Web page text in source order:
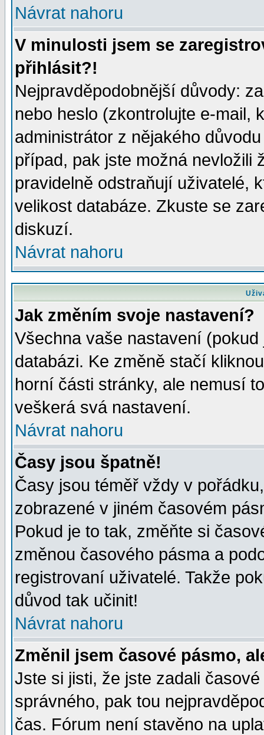
Návrat nahoru
V minulosti jsem se
přihlásit?!
Nejpravděpodobnější důvody:
nebo heslo (zkontrolujte e-mail,
administrátor z nějakého
případ, pak jste možná nevložili
pravidelně odstraňují uživatelé,
velikost databáze. Zkuste se
diskuzí.
Návrat nahoru
Jak změním svoje nastavení?
Všechna vaše nastavení
databázi. Ke změně stačí
horní části stránky, ale nemusí
veškerá svá nastavení.
Návrat nahoru
Časy jsou špatně!
Časy jsou téměř vždy v
zobrazené v jiném časovém
Pokud je to tak, změňte si
změnou časového pásma a
registrovaní uživatelé. Takže
důvod tak učinit!
Návrat nahoru
Změnil jsem časové pásmo,
Jste si jisti, že jste zadali
správného, pak tou
čas. Fórum není stavěno na